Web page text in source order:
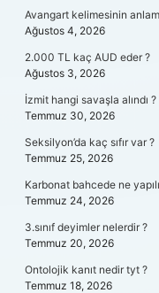
Avangart kelimesinin
Ağustos 4, 2026
2.000 TL kaç AUD eder ?
Ağustos 3, 2026
İzmit hangi savaşla alındı ?
Temmuz 30, 2026
Seksilyon’da kaç sıfır var ?
Temmuz 25, 2026
Karbonat bahcede ne
Temmuz 24, 2026
3.sınıf deyimler nelerdir ?
Temmuz 20, 2026
Ontolojik kanıt nedir tyt ?
Temmuz 18, 2026